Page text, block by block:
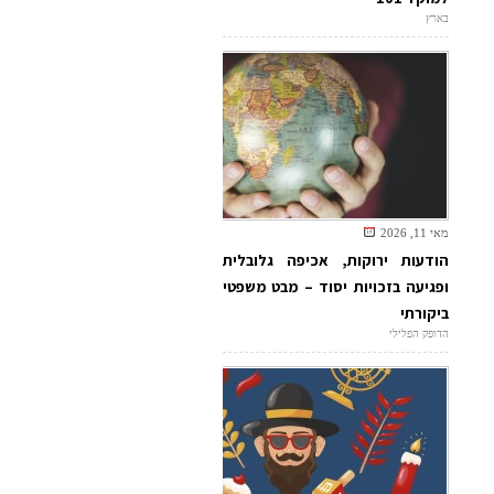
בארץ
מאי 11, 2026
הודעות ירוקות, אכיפה גלובלית
ופגיעה בזכויות יסוד – מבט משפטי
ביקורתי
הדופק הפלילי